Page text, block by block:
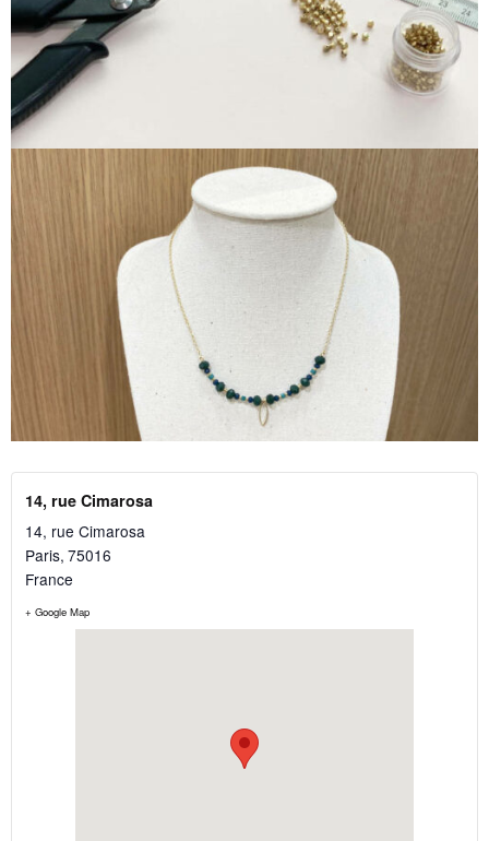
14, rue Cimarosa
14, rue Cimarosa
Paris, 75016
France
+ Google Map